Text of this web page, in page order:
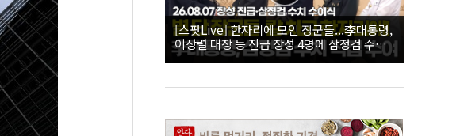
[스팟Live] 한자리에 모인 장군들...李대통령,
이상렬 대장 등 진급 장성 4명에 삼정검 수치
직접 수여｜26.08.07 장성 진급·삼정검 수치